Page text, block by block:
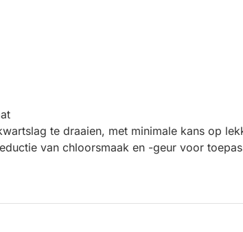
te draaien, met minimale kans op
van chloorsmaak en -geur voor